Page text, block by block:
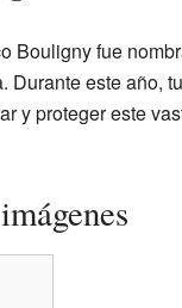
Bouligny fue
Durante este año,
y proteger este